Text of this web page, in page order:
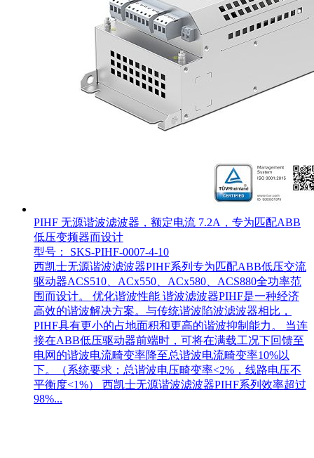
PIHF 无源谐波滤波器，额定电流 7.2A，专为匹配ABB
低压变频器而设计
型号： SKS-PIHF-0007-4-10
西凯士无源谐波滤波器PIHF系列专为匹配ABB低压交流
驱动器ACS510、ACx550、ACx580、ACS880全功率范
围而设计。 优化谐波性能 谐波滤波器PIHF是一种经济
高效的谐波解决方案。与传统谐波陷波滤波器相比，
PIHF具有更小的占地面积和更高的谐波抑制能力。 当连
接在ABB低压驱动器前端时，可将在满载工况下回馈至
电网的谐波电流畸变率降至总谐波电流畸变率10%以
下。（系统要求：总谐波电压畸变率<2%，线路电压不
平衡度<1%） 西凯士无源谐波滤波器PIHF系列效率超过
98%...